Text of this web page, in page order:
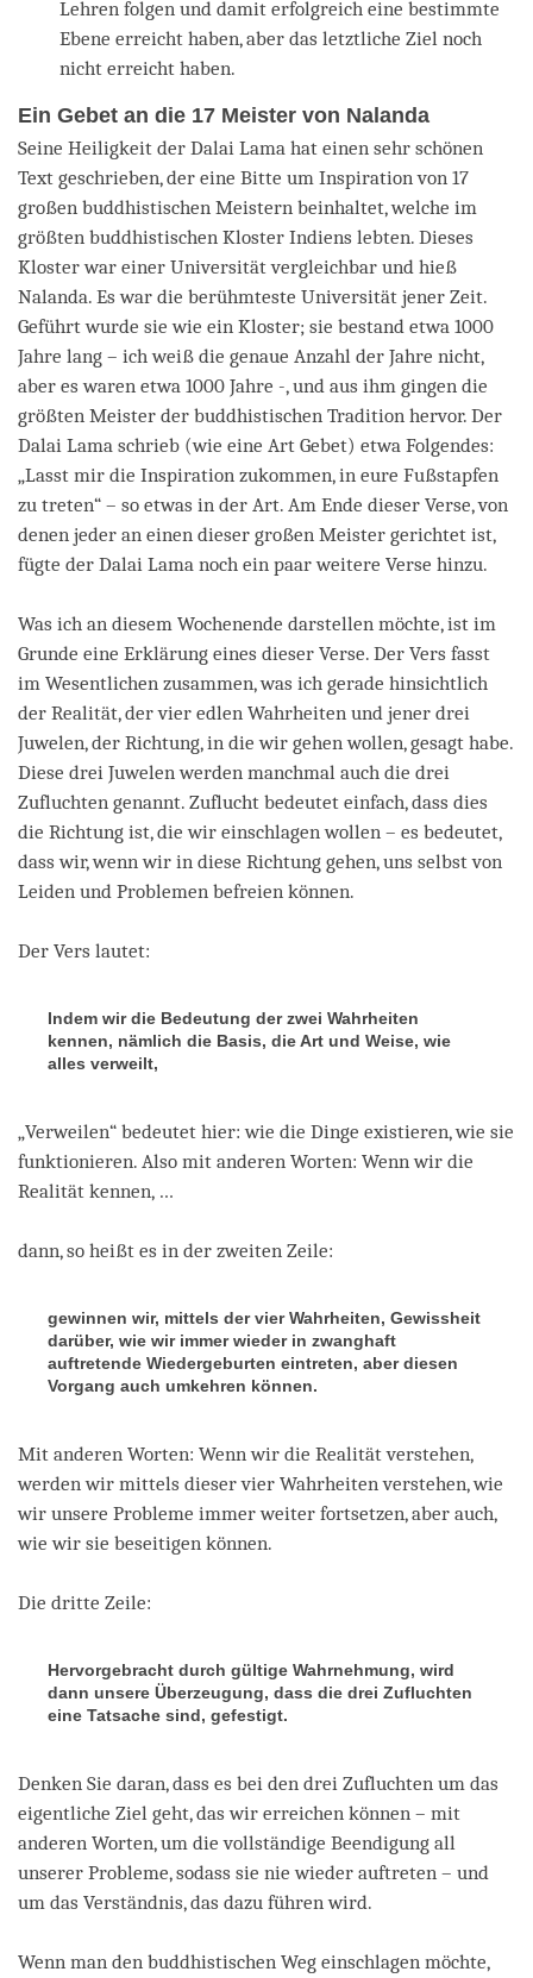
Lehren folgen und damit erfolgreich eine bestimmte
Ebene erreicht haben, aber das letztliche Ziel noch
nicht erreicht haben.
Ein Gebet an die 17 Meister von Nalanda
Seine Heiligkeit der Dalai Lama hat einen sehr schönen
Text geschrieben, der eine Bitte um Inspiration von 17
großen buddhistischen Meistern beinhaltet, welche im
größten buddhistischen Kloster Indiens lebten. Dieses
Kloster war einer Universität vergleichbar und hieß
Nalanda. Es war die berühmteste Universität jener Zeit.
Geführt wurde sie wie ein Kloster; sie bestand etwa 1000
Jahre lang – ich weiß die genaue Anzahl der Jahre nicht,
aber es waren etwa 1000 Jahre -, und aus ihm gingen die
größten Meister der buddhistischen Tradition hervor. Der
Dalai Lama schrieb (wie eine Art Gebet) etwa Folgendes:
„Lasst mir die Inspiration zukommen, in eure Fußstapfen
zu treten“ – so etwas in der Art. Am Ende dieser Verse, von
denen jeder an einen dieser großen Meister gerichtet ist,
fügte der Dalai Lama noch ein paar weitere Verse hinzu.
Was ich an diesem Wochenende darstellen möchte, ist im
Grunde eine Erklärung eines dieser Verse. Der Vers fasst
im Wesentlichen zusammen, was ich gerade hinsichtlich
der Realität, der vier edlen Wahrheiten und jener drei
Juwelen, der Richtung, in die wir gehen wollen, gesagt habe.
Diese drei Juwelen werden manchmal auch die drei
Zufluchten genannt. Zuflucht bedeutet einfach, dass dies
die Richtung ist, die wir einschlagen wollen – es bedeutet,
dass wir, wenn wir in diese Richtung gehen, uns selbst von
Leiden und Problemen befreien können.
Der Vers lautet:
Indem wir die Bedeutung der zwei Wahrheiten
kennen, nämlich die Basis, die Art und Weise, wie
alles verweilt,
„Verweilen“ bedeutet hier: wie die Dinge existieren, wie sie
funktionieren. Also mit anderen Worten: Wenn wir die
Realität kennen, …
dann, so heißt es in der zweiten Zeile:
gewinnen wir, mittels der vier Wahrheiten, Gewissheit
darüber, wie wir immer wieder in zwanghaft
auftretende Wiedergeburten eintreten, aber diesen
Vorgang auch umkehren können.
Mit anderen Worten: Wenn wir die Realität verstehen,
werden wir mittels dieser vier Wahrheiten verstehen, wie
wir unsere Probleme immer weiter fortsetzen, aber auch,
wie wir sie beseitigen können.
Die dritte Zeile:
Hervorgebracht durch gültige Wahrnehmung, wird
dann unsere Überzeugung, dass die drei Zufluchten
eine Tatsache sind, gefestigt.
Denken Sie daran, dass es bei den drei Zufluchten um das
eigentliche Ziel geht, das wir erreichen können – mit
anderen Worten, um die vollständige Beendigung all
unserer Probleme, sodass sie nie wieder auftreten – und
um das Verständnis, das dazu führen wird.
Wenn man den buddhistischen Weg einschlagen möchte,